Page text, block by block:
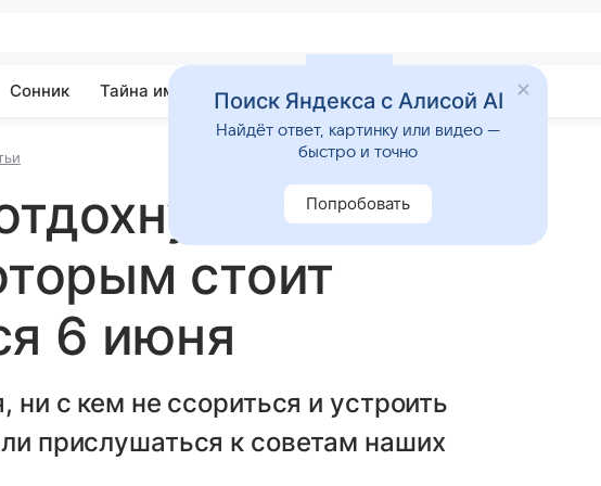
Сонник Тайна имени Гадания Приметы
5
стоит
6 июня
ни с кем не ссориться и устроить
прислушаться к советам наших
Поиск Яндекса с Алисой AI
Найдёт ответ, картинку или видео —
быстро и точно
Попробовать